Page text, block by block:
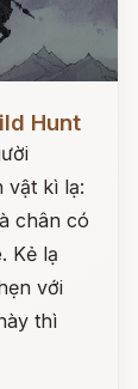
Hunt
vật kì lạ:
chân có
Kẻ lạ
với
thì